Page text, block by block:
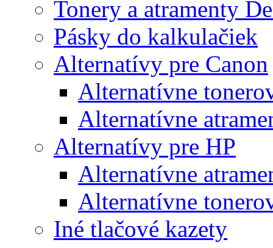
Tonery a atramenty
Pásky do kalkulačiek
Alternatívy pre Canon
Alternatívne
Alternatívne
Alternatívy pre HP
Alternatívne
Alternatívne
Iné tlačové kazety